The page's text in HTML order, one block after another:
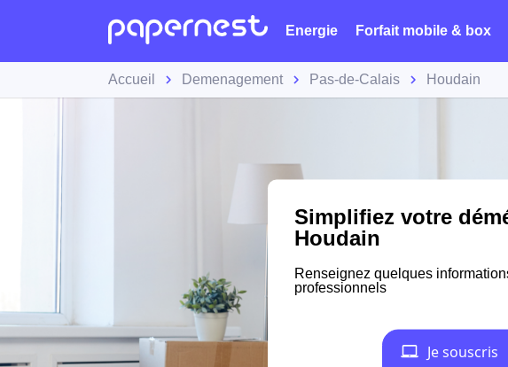
Energie Forfait mobile & box
Accueil Demenagement Pas-de-Calais Houdain